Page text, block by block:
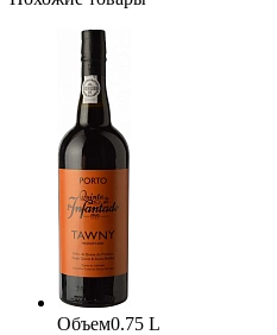
Объем0.75 L